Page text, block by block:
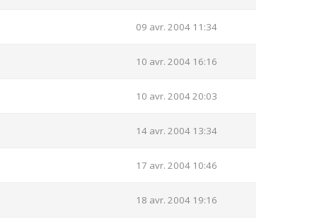
09 avr. 2004 11:34
10 avr. 2004 16:16
10 avr. 2004 20:03
14 avr. 2004 13:34
17 avr. 2004 10:46
18 avr. 2004 19:16